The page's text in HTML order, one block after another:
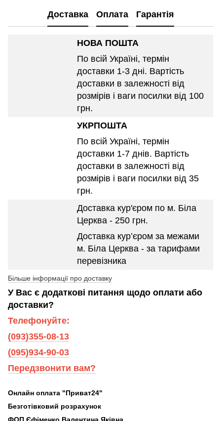
Доставка Оплата Гарантія
НОВА ПОШТА
По всій Україні, термін
доставки 1-3 дні. Вартість
доставки в залежності від
розмірів і ваги посилки від 100
грн.
УКРПОШТА
По всій Україні, термін
доставки 1-7 днів. Вартість
доставки в залежності від
розмірів і ваги посилки від 35
грн.
Доставка кур'єром по м. Біла
Церква - 250 грн.
Доставка кур’єром за межами
м. Біла Церква - за тарифами
перевізника
Більше інформації про доставку
У Вас є додаткові питання щодо оплати або
доставки?
Телефонуйте:
(093)355-08-13
(095)934-90-03
Передзвонити вам?
Онлайн оплата "Приват24"
Безготівковий розрахунок
ФОП Єфіменко Валентина Яківна